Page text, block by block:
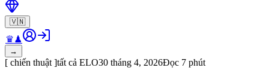
🇻🇳
♛♟
→
[ chiến thuật ]tất cả ELO30 tháng 4, 2026Đọc 7 phút